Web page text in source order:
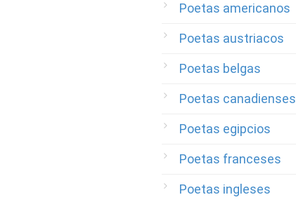
Poetas americanos
Poetas austriacos
Poetas belgas
Poetas canadienses
Poetas egipcios
Poetas franceses
Poetas ingleses